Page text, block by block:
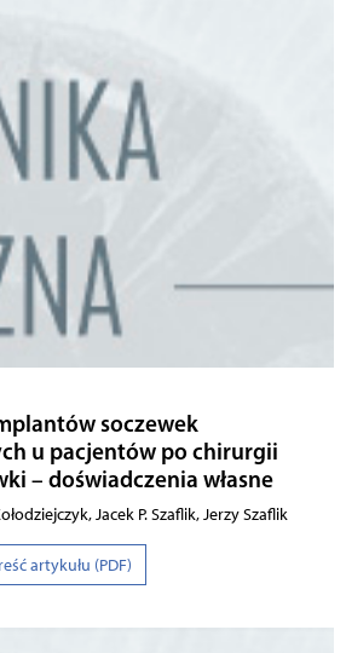
soczewek
u pacjentów po chirurgii
– doświadczenia własne
Jacek P. Szaflik, Jerzy Szaflik
artykułu (PDF)